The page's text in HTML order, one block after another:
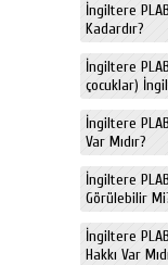
İngiltere
Kadardır?
İngiltere
çocuklar)
İngiltere
Var Mıdır?
İngiltere
Görülebilir
İngiltere
Hakkı Var